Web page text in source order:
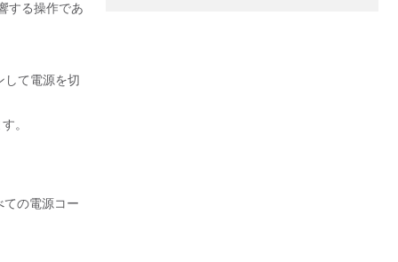
する操作であ
して電源を切
。
の電源コー